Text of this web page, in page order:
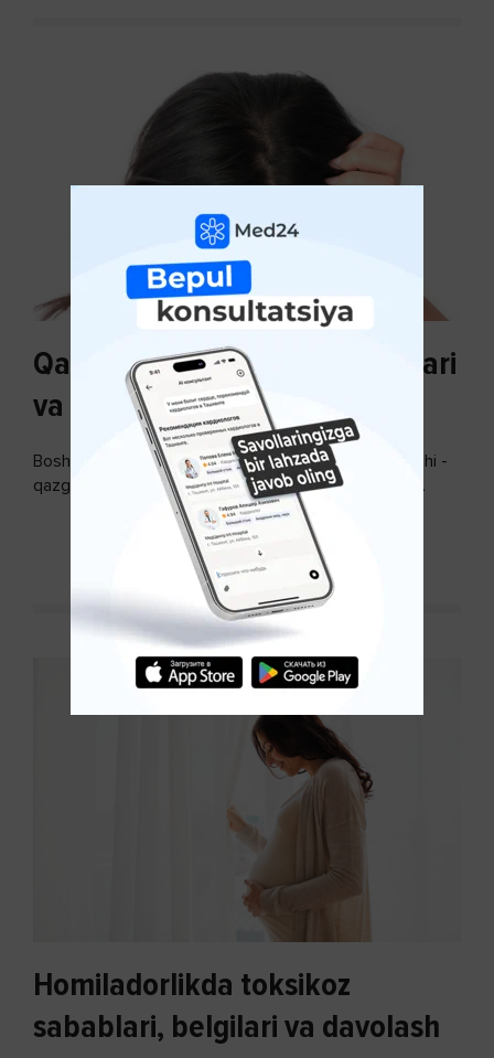
Qazg'oq paydo bo'lishi sabablari
va uni davolash
Bosh terisidagi mayda yoki katta teri bo’laklari ajralishi -
qazg’oq deyiladi. Ular katta miqdorda bo’lsa, kiyim-
kechakka tushib, yoqimsiz...
DAVOMINI O'QISH
Homiladorlikda toksikoz
sabablari, belgilari va davolash